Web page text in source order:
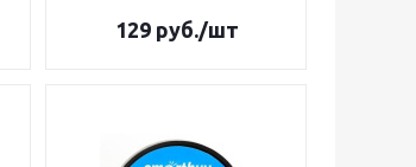
129руб./шт